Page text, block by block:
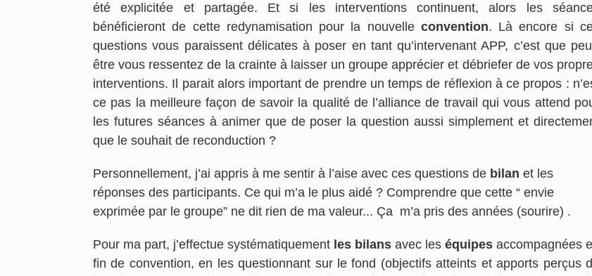
été explicitée et partagée. Et si les interventions continuent, alors les
bénéficieront de cette redynamisation pour la nouvelle convention. Là encore si
questions vous paraissent délicates à poser en tant qu’intervenant APP, c’est que
être vous ressentez de la crainte à laisser un groupe apprécier et débriefer de vos
interventions. Il parait alors important de prendre un temps de réflexion à ce propos :
ce pas la meilleure façon de savoir la qualité de l’alliance de travail qui vous attend
les futures séances à animer que de poser la question aussi simplement et
que le souhait de reconduction ?
Personnellement, j’ai appris à me sentir à l’aise avec ces questions de bilan et les
réponses des participants. Ce qui m’a le plus aidé ? Comprendre que cette “ envie
exprimée par le groupe” ne dit rien de ma valeur... Ça m’a pris des années (sourire) .
Pour ma part, j’effectue systématiquement les bilans avec les équipes accompagnées
fin de convention, en les questionnant sur le fond (objectifs atteints et apports perçus